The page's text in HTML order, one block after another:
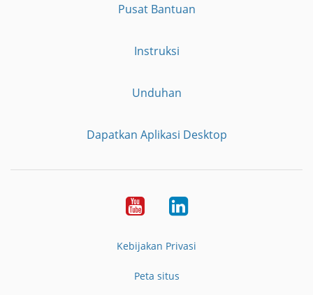
Pusat Bantuan
Instruksi
Unduhan
Dapatkan Aplikasi Desktop
YouTubeLinkedIn
Kebijakan Privasi
Peta situs